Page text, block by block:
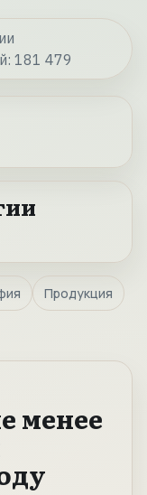
181 479
Продукция
менее